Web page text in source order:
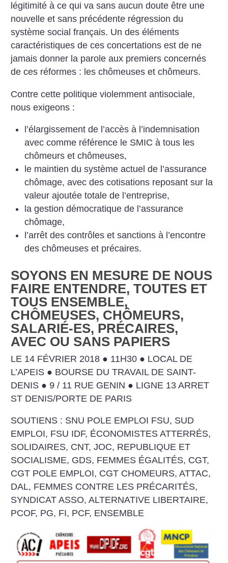
légitimité à ce qui va sans aucun doute être une
nouvelle et sans précédente régression du
système social français. Un des éléments
caractéristiques de ces concertations est de ne
jamais donner la parole aux premiers concernés
de ces réformes : les chômeuses et chômeurs.
Contre cette politique violemment antisociale,
nous exigeons :
l’élargissement de l’accès à l’indemnisation
avec comme référence le SMIC à tous les
chômeurs et chômeuses,
le maintien du système actuel de l’assurance
chômage, avec des cotisations reposant sur la
valeur ajoutée totale de l’entreprise,
la gestion démocratique de l’assurance
chômage,
l’arrêt des contrôles et sanctions à l’encontre
des chômeuses et précaires.
SOYONS EN MESURE DE NOUS
FAIRE ENTENDRE, TOUTES ET
TOUS ENSEMBLE,
CHÔMEUSES, CHÔMEURS,
SALARIÉ-ES, PRÉCAIRES,
AVEC OU SANS PAPIERS
LE 14 FÉVRIER 2018 ● 11H30 ● LOCAL DE
L’APEIS ● BOURSE DU TRAVAIL DE SAINT-
DENIS ● 9 / 11 RUE GENIN ● LIGNE 13 ARRET
ST DENIS/PORTE DE PARIS
SOUTIENS : SNU POLE EMPLOI FSU, SUD
EMPLOI, FSU IDF, ÉCONOMISTES ATTERRÉS,
SOLIDAIRES, CNT, JOC, REPUBLIQUE ET
SOCIALISME, GDS, FEMMES ÉGALITÉS, CGT,
CGT POLE EMPLOI, CGT CHOMEURS, ATTAC,
DAL, FEMMES CONTRE LES PRÉCARITÉS,
SYNDICAT ASSO, ALTERNATIVE LIBERTAIRE,
PCOF, PG, FI, PCF, ENSEMBLE